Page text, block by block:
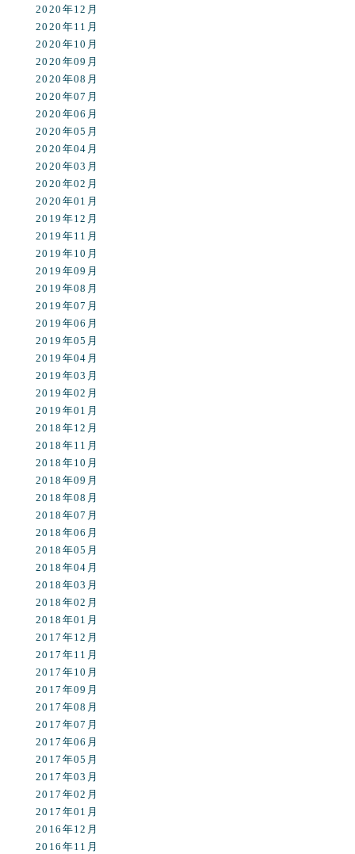
2020年12月
2020年11月
2020年10月
2020年09月
2020年08月
2020年07月
2020年06月
2020年05月
2020年04月
2020年03月
2020年02月
2020年01月
2019年12月
2019年11月
2019年10月
2019年09月
2019年08月
2019年07月
2019年06月
2019年05月
2019年04月
2019年03月
2019年02月
2019年01月
2018年12月
2018年11月
2018年10月
2018年09月
2018年08月
2018年07月
2018年06月
2018年05月
2018年04月
2018年03月
2018年02月
2018年01月
2017年12月
2017年11月
2017年10月
2017年09月
2017年08月
2017年07月
2017年06月
2017年05月
2017年03月
2017年02月
2017年01月
2016年12月
2016年11月